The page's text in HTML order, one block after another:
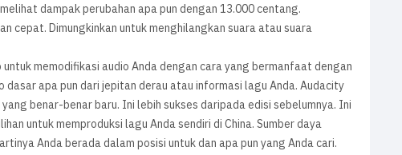
dampak perubahan apa pun dengan 13.000 centang.
cepat. Dimungkinkan untuk menghilangkan suara atau suara
memodifikasi audio Anda dengan cara yang bermanfaat dengan
apa pun dari jepitan derau atau informasi lagu Anda. Audacity
benar-benar baru. Ini lebih sukses daripada edisi sebelumnya. Ini
untuk memproduksi lagu Anda sendiri di China. Sumber daya
Anda berada dalam posisi untuk dan apa pun yang Anda cari.